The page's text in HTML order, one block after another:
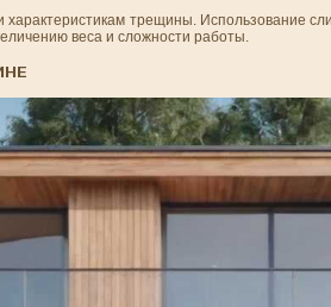
характеристикам трещины. Использование
веса и сложности работы.